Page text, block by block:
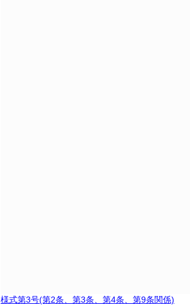
様式第3号(第2条、第3条、第4条、第9条関係)